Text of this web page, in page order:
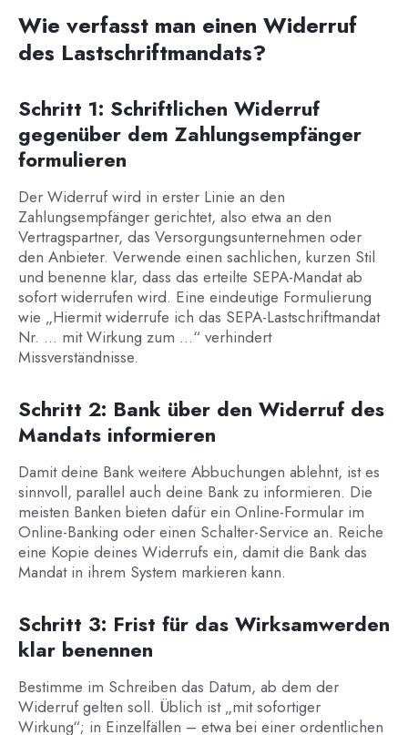
Wie verfasst man einen Widerruf
des Lastschriftmandats?
Schritt 1: Schriftlichen Widerruf
gegenüber dem Zahlungsempfänger
formulieren
Der Widerruf wird in erster Linie an den
Zahlungsempfänger gerichtet, also etwa an den
Vertragspartner, das Versorgungsunternehmen oder
den Anbieter. Verwende einen sachlichen, kurzen Stil
und benenne klar, dass das erteilte SEPA-Mandat ab
sofort widerrufen wird. Eine eindeutige Formulierung
wie „Hiermit widerrufe ich das SEPA-Lastschriftmandat
Nr. … mit Wirkung zum …“ verhindert
Missverständnisse.
Schritt 2: Bank über den Widerruf des
Mandats informieren
Damit deine Bank weitere Abbuchungen ablehnt, ist es
sinnvoll, parallel auch deine Bank zu informieren. Die
meisten Banken bieten dafür ein Online-Formular im
Online-Banking oder einen Schalter-Service an. Reiche
eine Kopie deines Widerrufs ein, damit die Bank das
Mandat in ihrem System markieren kann.
Schritt 3: Frist für das Wirksamwerden
klar benennen
Bestimme im Schreiben das Datum, ab dem der
Widerruf gelten soll. Üblich ist „mit sofortiger
Wirkung“; in Einzelfällen – etwa bei einer ordentlichen